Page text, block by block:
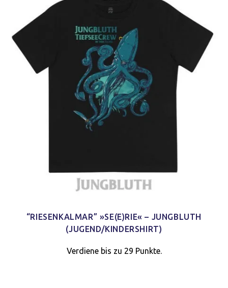
“RIESENKALMAR” »SE(E)RIE« – JUNGBLUTH
(JUGEND/KINDERSHIRT)
Verdiene bis zu 29 Punkte.